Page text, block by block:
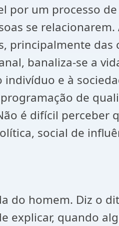
por um processo
se relacionarem.
principalmente das
banaliza-se a
e à
de
é difícil perceber
social de
do homem. Diz o
explicar, quando